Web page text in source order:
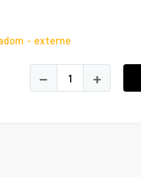
- externe
− +